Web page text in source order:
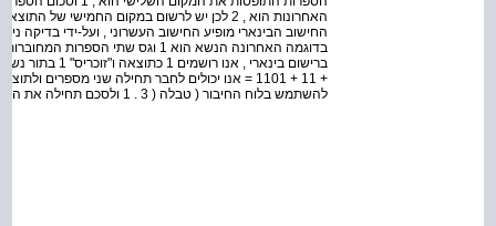
החישוב הבינארי מופיע החישוב העשרוני , ועל-ידי בדיקה
+ 11 + 1101 = אנו יכולים לחבר תחילה שני
להשתמש בלוח החיבור ( טבלה ( 3 . 1 ולסכם תחילה את היחידות , אחר-כך את העשרות וכך הלאה .